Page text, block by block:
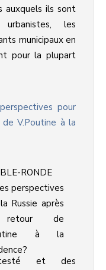
auxquels ils sont
les
municipaux en
pour la plupart
pour
V.Poutine à la
et des